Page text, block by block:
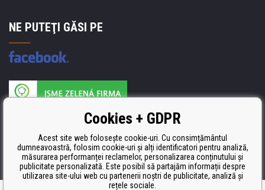
NE PUTEŢI GĂSI PE
Producătorul umpluturii de rezervă este certificat
ISO 9001, ISO 14001 şi STMC.Cookies + GDPR
Acest site web folosește cookie-uri. Cu consimțământul
dumneavoastră, folosim cookie-uri și alți identificatori pentru analiză,
măsurarea performanței reclamelor, personalizarea conținutului și
publicitate personalizată. Este posibil să partajăm informații despre
utilizarea site-ului web cu partenerii noștri de publicitate, analiză și
rețele sociale.